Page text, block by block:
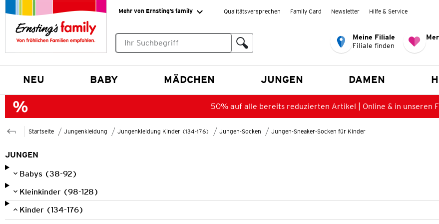
Mehr von Ernsting’s family Qualitätsversprechen Family Card Newsletter Hilfe & Service
Meine Filiale
Filiale finden
NEU BABY MÄDCHEN JUNGEN DAMEN
50% auf alle bereits reduzierten Artikel | Online & in unseren
Startseite Jungenkleidung Jungenkleidung Kinder (134-176) Jungen-Socken Jungen-Sneaker-Socken für Kinder
JUNGEN
Babys (38-92)
Kleinkinder (98-128)
Kinder (134-176)